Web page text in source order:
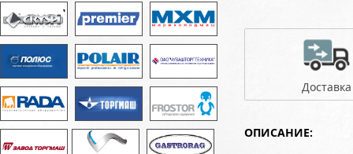
Доставка
ОПИСАНИЕ: